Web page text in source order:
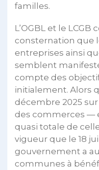
familles.
L’OGBL et le
consternation que
entreprises ainsi
semblent
compte des
initialement. Alors
décembre 2025
des commerces —
quasi totale de
vigueur que le 18
gouvernement a
communes à